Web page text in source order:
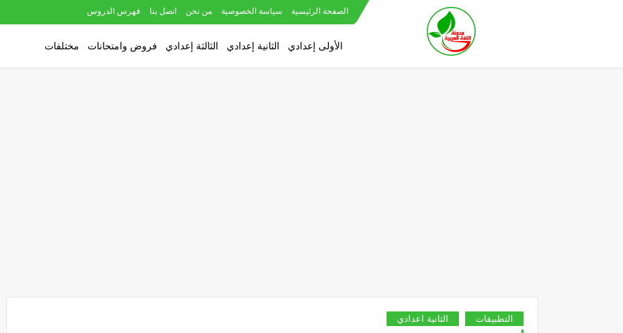
الصفحة الرئيسية سياسة الخصوصية من نحن اتصل بنا فهرس الدروس
الأولى إعدادي الثانية إعدادي الثالثة إعدادي فروض وامتحانات مختلفات
التطبيقات الثانية اعدادي